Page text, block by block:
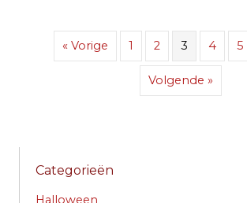
« Vorige 1 2 3 4 5
Volgende »
Categorieën
Halloween